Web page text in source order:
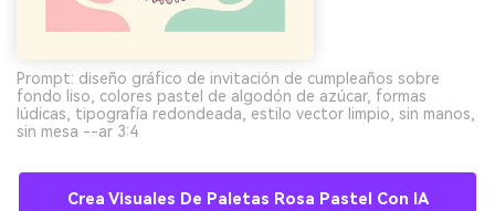
Prompt: diseño gráfico de invitación de cumpleaños sobre
fondo liso, colores pastel de algodón de azúcar, formas
lúdicas, tipografía redondeada, estilo vector limpio, sin manos,
sin mesa --ar 3:4
Crea Visuales De Paletas Rosa Pastel Con IA